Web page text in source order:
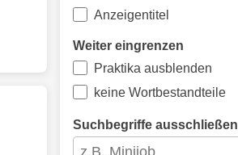
Anzeigentitel
Weiter eingrenzen
Praktika ausblenden
keine Wortbestandteile
Suchbegriffe ausschließen